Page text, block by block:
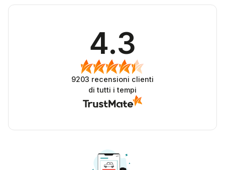
4.3
9203 recensioni clienti
di tutti i tempi